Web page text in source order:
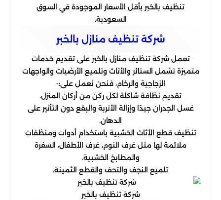
تنظيف بالخبر بأقل الأسعار الموجودة في السوق
السعودية.
شركة تنظيف منازل بالخبر
تعمل شركة تنظيف منازل بالخبر على تقديم خدمات
متميزة تشمل الستائر والأثاث وتلميع الأرضيات والواجهات
الزجاجية والرخام، فنحن نعمل على:-
تقديم نظافة شاكلة لكل ركن من أركان المنزل.
غسل الجدران جيدًا وإزالة الأتربة والبقع دون التأثير على
الدهان.
تنظيف قطع الأثاث الخشبية باستخدام أدوات ومنظفات
ملائمة لها مثل غرف النوم، غرف الأطفال، السفرة
والمطابخ الخشبية.
تلميع النجف والتحف والقطع الثمينة.
شركة تنظيف بالخبر